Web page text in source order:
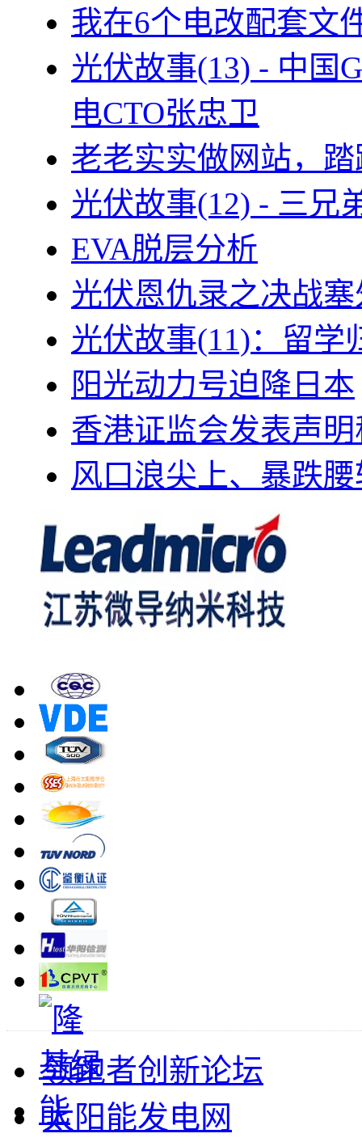
我在6个电改配套文
光伏故事(13) - 中国
电CTO张忠卫
老老实实做网站，
光伏故事(12) - 三兄
EVA脱层分析
光伏恩仇录之决战
光伏故事(11)：留学
阳光动力号迫降日本
香港证监会发表声
风口浪尖上、暴跌
领跑者创新论坛
太阳能发电网